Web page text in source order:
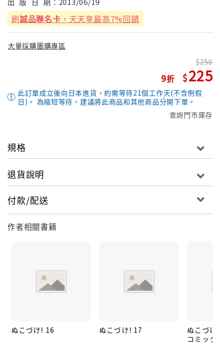
刷誠品聯名卡 ，天天享最高7%回饋
大量採購團購專區
9
250
225
此訂單成立後向日本進貨，約需等待21個工作天(不含例假
日)。 為縮短等待，建議將此商品和其他商品分開下單。
查詢門市庫存
規格
退貨說明
付款/配送
作者相關書籍
ぬこづけ! 16 ぬこづけ! 17
ぬこづけ
コミック